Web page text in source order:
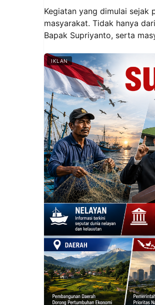
Kegiatan yang dimulai sejak
masyarakat. Tidak hanya
Bapak Supriyanto, serta
IKLAN